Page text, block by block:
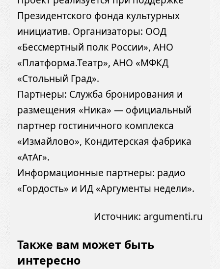
Президентского фонда культурных
инициатив. Организаторы: ООД
«Бессмертный полк России», АНО
«Платформа.Театр», АНО «МФКД
«Стольный Град».
Партнеры: Служба бронирования и
размещения «Ника» — официальный
партнер гостиничного комплекса
«Измайлово», Кондитерская фабрика
«АтАг».
Информационные партнеры: радио
«Гордость» и ИД «Аргументы недели».
Источник: argumenti.ru
Также вам может быть
интересно